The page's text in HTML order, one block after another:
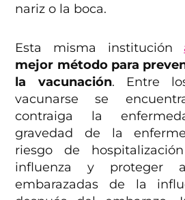
nariz o la boca.
Esta misma institución
mejor método para
la vacunación. Entre
vacunarse se
contraiga la
gravedad de la
riesgo de
influenza y proteger
embarazadas de la